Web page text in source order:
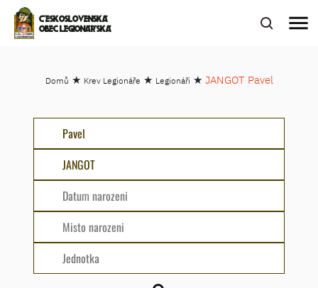
ČESKOSLOVENSKÁ
OBEC LEGIONÁŘSKÁ
menu
Domů ★ Krev Legionáře ★ Legionáři ★ JANGOT Pavel